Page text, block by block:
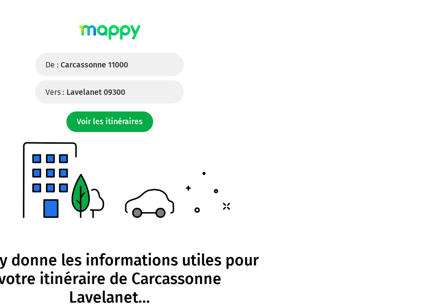
De : Carcassonne 11000
Vers : Lavelanet 09300
Voir les itinéraires
donne les informations utiles pour
itinéraire de Carcassonne
Lavelanet...